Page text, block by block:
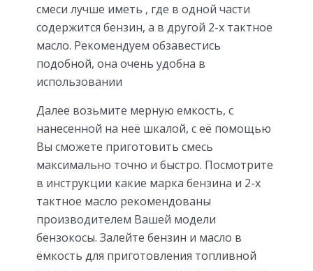
смеси лучше иметь , где в одной части
содержится бензин, а в другой 2-х тактное
масло. Рекомендуем обзавестись
подобной, она очень удобна в
использовании
Далее возьмите мерную емкость, с
нанесенной на неё шкалой, с её помощью
Вы сможете приготовить смесь
максимально точно и быстро. Посмотрите
в инструкции какие марка бензина и 2-х
тактное масло рекомендованы
производителем Вашей модели
бензокосы. Залейте бензин и масло в
ёмкость для приготовления топливной